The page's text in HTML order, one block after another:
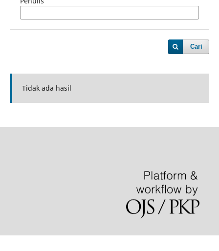
Cari
Tidak ada hasil